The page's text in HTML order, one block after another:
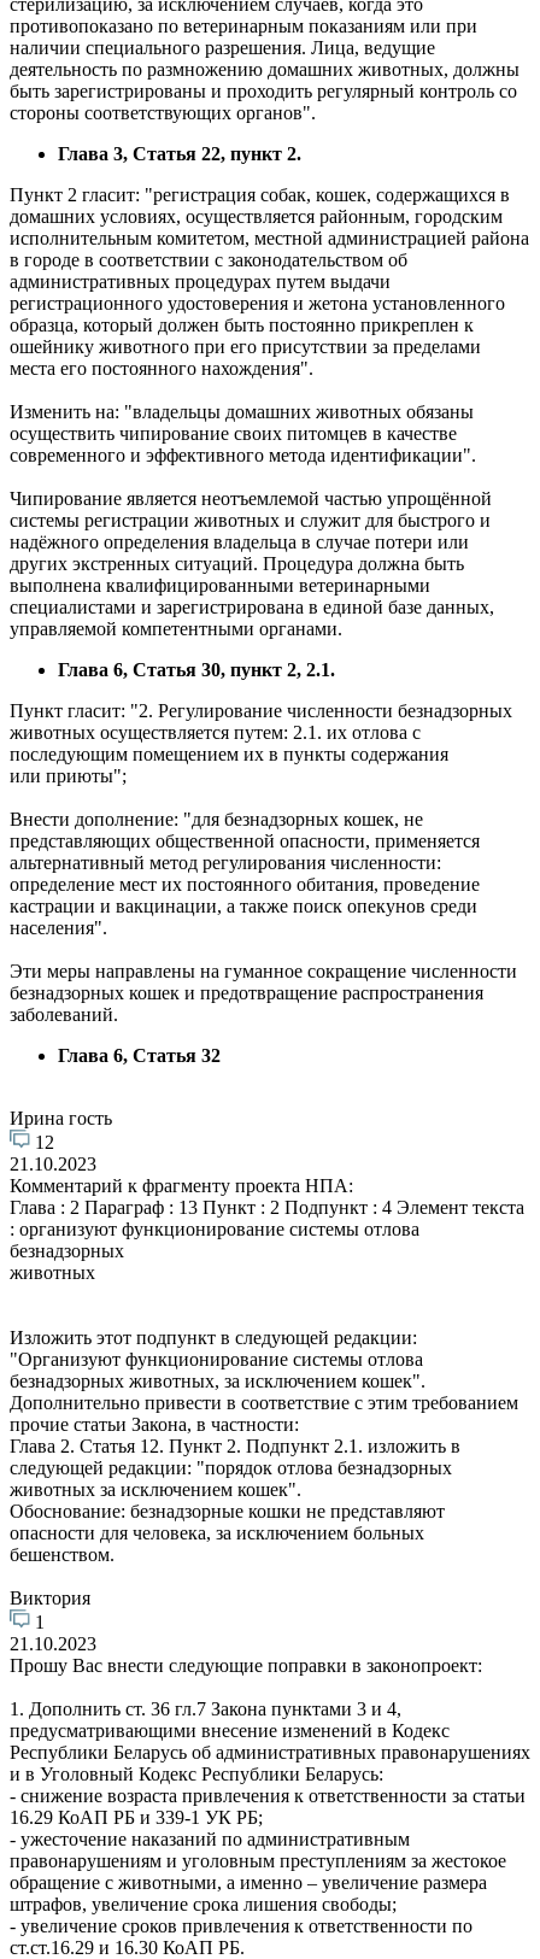
противопоказано по ветеринарным показаниям или при
наличии специального разрешения. Лица, ведущие
деятельность по размножению домашних животных, должны
быть зарегистрированы и проходить регулярный контроль со
стороны соответствующих органов".
Глава 3, Статья 22, пункт 2.
Пункт 2 гласит: "регистрация собак, кошек, содержащихся в
домашних условиях, осуществляется районным, городским
исполнительным комитетом, местной администрацией района
в городе в соответствии с законодательством об
административных процедурах путем выдачи
регистрационного удостоверения и жетона установленного
образца, который должен быть постоянно прикреплен к
ошейнику животного при его присутствии за пределами
места его постоянного нахождения".
Изменить на: "владельцы домашних животных обязаны
осуществить чипирование своих питомцев в качестве
современного и эффективного метода идентификации".
Чипирование является неотъемлемой частью упрощённой
системы регистрации животных и служит для быстрого и
надёжного определения владельца в случае потери или
других экстренных ситуаций. Процедура должна быть
выполнена квалифицированными ветеринарными
специалистами и зарегистрирована в единой базе данных,
управляемой компетентными органами.
Глава 6, Статья 30, пункт 2, 2.1.
Пункт гласит: "2. Регулирование численности безнадзорных
животных осуществляется путем: 2.1. их отлова с
последующим помещением их в пункты содержания
или приюты";
Внести дополнение: "для безнадзорных кошек, не
представляющих общественной опасности, применяется
альтернативный метод регулирования численности:
определение мест их постоянного обитания, проведение
кастрации и вакцинации, а также поиск опекунов среди
населения".
Эти меры направлены на гуманное сокращение численности
безнадзорных кошек и предотвращение распространения
заболеваний.
Глава 6, Статья 32
Ирина гость
12
21.10.2023
Комментарий к фрагменту проекта НПА:
Глава : 2 Параграф : 13 Пункт : 2 Подпункт : 4 Элемент текста
: организуют функционирование системы отлова
безнадзорных
животных
Изложить этот подпункт в следующей редакции:
"Организуют функционирование системы отлова
безнадзорных животных, за исключением кошек".
Дополнительно привести в соответствие с этим требованием
прочие статьи Закона, в частности:
Глава 2. Статья 12. Пункт 2. Подпункт 2.1. изложить в
следующей редакции: "порядок отлова безнадзорных
животных за исключением кошек".
Обоснование: безнадзорные кошки не представляют
опасности для человека, за исключением больных
бешенством.
Виктория
1
21.10.2023
Прошу Вас внести следующие поправки в законопроект:
1. Дополнить ст. 36 гл.7 Закона пунктами 3 и 4,
предусматривающими внесение изменений в Кодекс
Республики Беларусь об административных правонарушениях
и в Уголовный Кодекс Республики Беларусь:
- снижение возраста привлечения к ответственности за статьи
16.29 КоАП РБ и 339-1 УК РБ;
- ужесточение наказаний по административным
правонарушениям и уголовным преступлениям за жестокое
обращение с животными, а именно – увеличение размера
штрафов, увеличение срока лишения свободы;
- увеличение сроков привлечения к ответственности по
ст.ст.16.29 и 16.30 КоАП РБ.